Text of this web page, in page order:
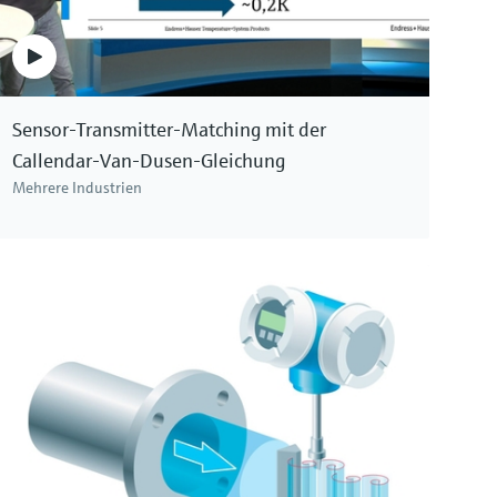
Metrisches, direktberührendes RTD Basis-
Thermometer für hygienische Anwendungen
ab 84,00 €
angeschlossenem Kabel für den Einsatz in vielen
Prozess- und Laboranwendungen
Preis nach
Sensor-Transmitter-Matching mit der
Callendar-Van-Dusen-Gleichung
Mehrere Industrien